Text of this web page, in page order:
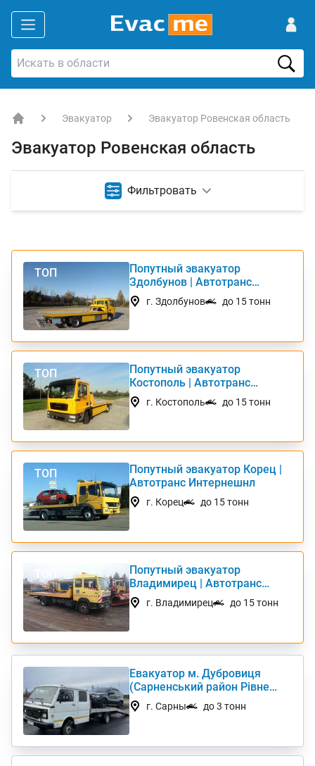
Эвакуатор Эвакуатор Ровенская область
Эвакуатор Ровенская область
Фильтровать
ТОП
Попутный эвакуатор
Здолбунов | Автотранс
Интернешнл
г. Здолбунов до 15 тонн
ТОП
Попутный эвакуатор
Костополь | Автотранс
Интернешнл
г. Костополь до 15 тонн
ТОП
Попутный эвакуатор Корец |
Автотранс Интернешнл
г. Корец до 15 тонн
Попутный эвакуатор
Владимирец | Автотранс
Интернешнл
г. Владимирец до 15 тонн
Евакуатор м. Дубровиця
(Сарненський район Рівне
Костопіль)
г. Сарны до 3 тонн